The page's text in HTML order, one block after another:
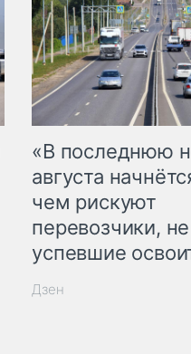
«В последнюю
августа
чем рискуют
перевозчики, не
успевшие
Дзен